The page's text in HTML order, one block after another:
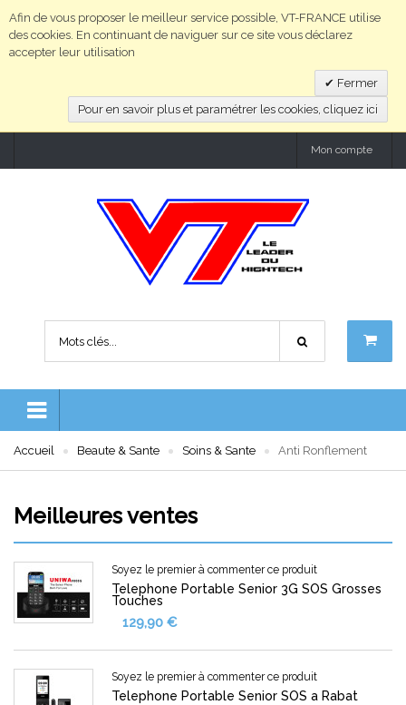
Afin de vous proposer le meilleur service possible, VT-FRANCE utilise
des cookies. En continuant de naviguer sur ce site vous déclarez
accepter leur utilisation
Fermer
Pour en savoir plus et paramétrer les cookies, cliquez ici
Mon compte
Accueil Beaute & Sante Soins & Sante Anti Ronflement
Meilleures ventes
Soyez le premier à commenter ce produit
Telephone Portable Senior 3G SOS Grosses
Touches
129,90 €
Soyez le premier à commenter ce produit
Telephone Portable Senior SOS a Rabat